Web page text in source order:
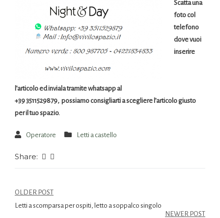
Scatta una
foto col
telefono
dove vuoi
inserire
l’articolo ed inviala tramite whatsapp al
+39 3511529879, possiamo consigliarti a scegliere l’articolo giusto
per il tuo spazio.
Operatore Letti a castello
Share:
OLDER POST
Letti a scomparsa per ospiti, letto a soppalco singolo
NEWER POST